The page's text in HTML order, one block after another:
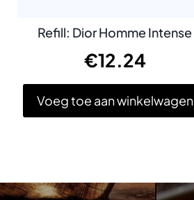
Refill: Dior Homme Intense
€12.24
Voeg toe aan winkelwagen